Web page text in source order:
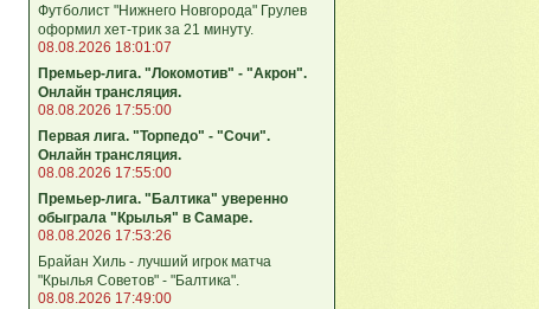
Футболист "Нижнего Новгорода" Грулев
оформил хет-трик за 21 минуту.
08.08.2026 18:01:07
Премьер-лига. "Локомотив" - "Акрон".
Онлайн трансляция.
08.08.2026 17:55:00
Первая лига. "Торпедо" - "Сочи".
Онлайн трансляция.
08.08.2026 17:55:00
Премьер-лига. "Балтика" уверенно
обыграла "Крылья" в Самаре.
08.08.2026 17:53:26
Брайан Хиль - лучший игрок матча
"Крылья Советов" - "Балтика".
08.08.2026 17:49:00